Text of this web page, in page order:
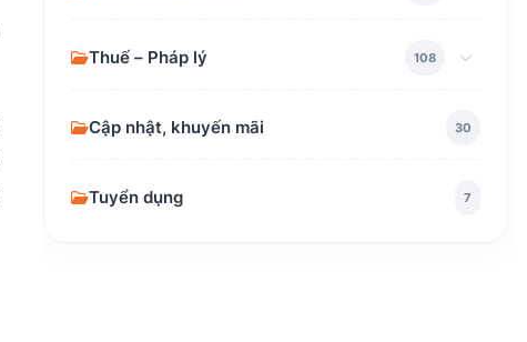
Thuế – Pháp lý 108
Cập nhật, khuyến mãi 30
Tuyển dụng 7